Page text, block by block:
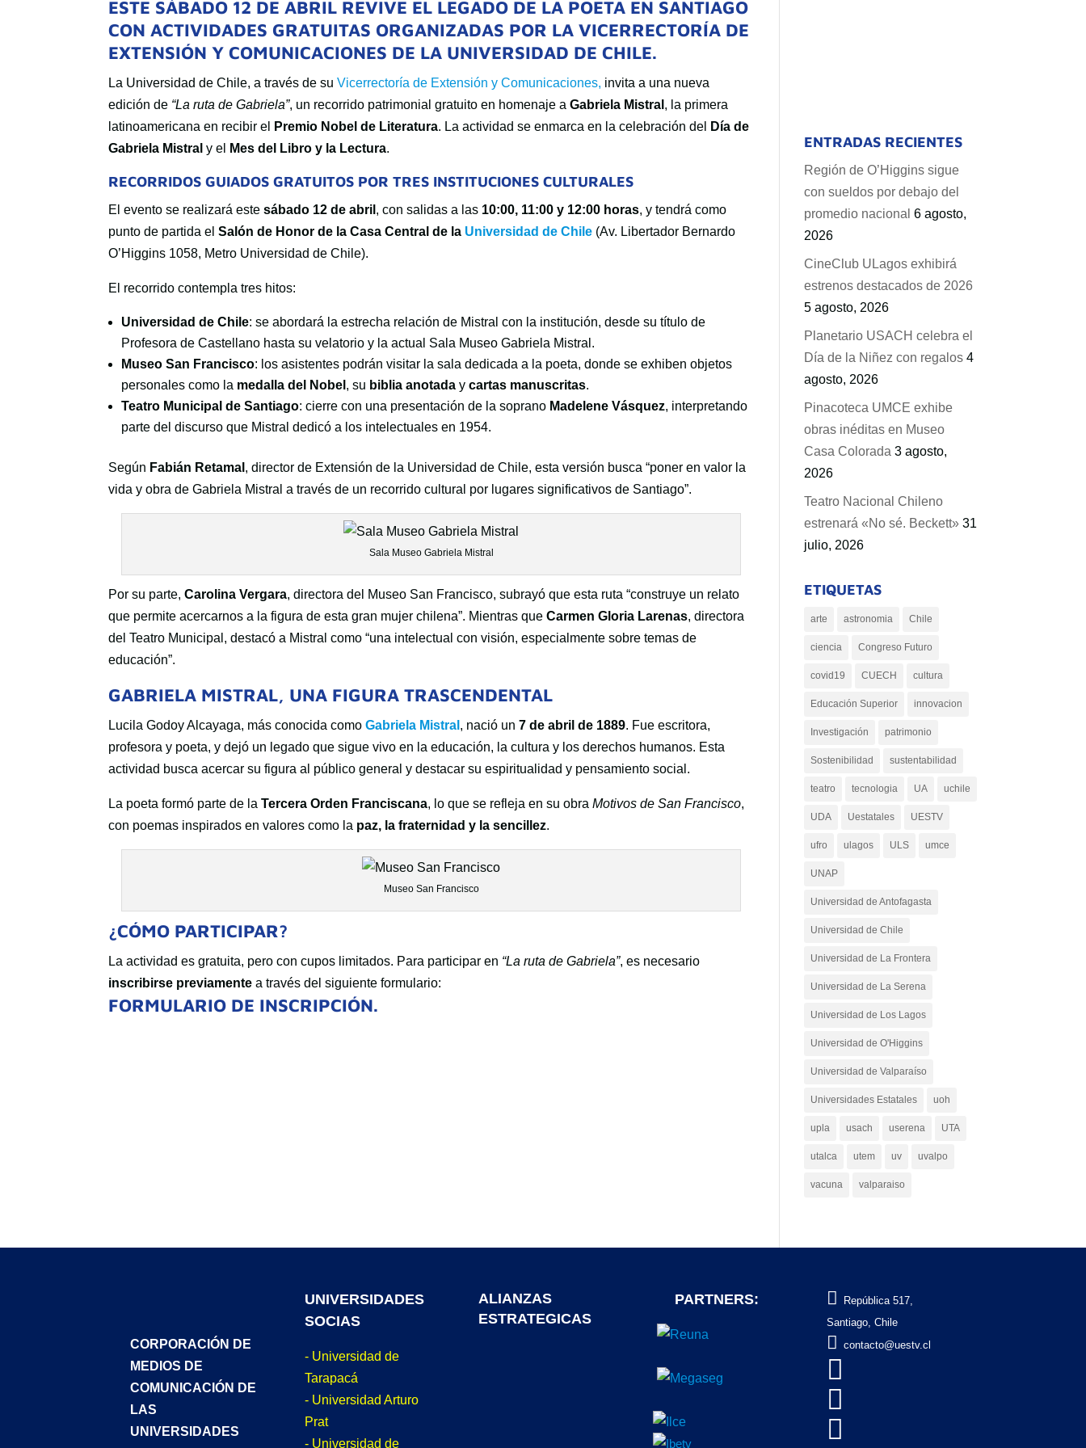
ESTE SÁBADO 12 DE ABRIL REVIVE EL LEGADO DE LA POETA EN SANTIAGO
CON ACTIVIDADES GRATUITAS ORGANIZADAS POR LA VICERRECTORÍA DE
EXTENSIÓN Y COMUNICACIONES DE LA UNIVERSIDAD DE CHILE.
La Universidad de Chile, a través de suVicerrectoría de Extensión y Comunicaciones, invita a una nueva
edición de “La ruta de Gabriela”, un recorrido patrimonial gratuito en homenaje aGabriela Mistral , la primera
latinoamericana en recibir el
Premio Nobel de Literatura. La actividad se enmarca en la celebración del
Día de
Gabriela Mistral y el Mes del Libro y la Lectura.
RECORRIDOS GUIADOS GRATUITOS POR TRES INSTITUCIONES CULTURALES
El evento se realizará estesábado 12 de abril , con salidas a las 10:00, 11:00 y 12:00 horas, y tendrá como
punto de partida elSalón de Honor de la Casa Central de la Universidad de Chile (Av. Libertador Bernardo
O’Higgins 1058, Metro Universidad de Chile).
El recorrido contempla tres hitos:
Universidad de Chile: se abordará la estrecha relación de Mistral con la institución, desde su título de
Profesora de Castellano hasta su velatorio y la actual Sala Museo Gabriela Mistral.
Museo San Francisco: los asistentes podrán visitar la sala dedicada a la poeta, donde se exhiben objetos
personales como la medalla del Nobel , su biblia anotada ycartas manuscritas.
Teatro Municipal de Santiago: cierre con una presentación de la soprano Madelene Vásquez, interpretando
parte del discurso que Mistral dedicó a los intelectuales en 1954.
Según Fabián Retamal , director de Extensión de la Universidad de Chile, esta versión busca “poner en valor la
vida y obra de Gabriela Mistral a través de un recorrido cultural por lugares significativos de Santiago”.
Sala Museo Gabriela Mistral
Por su parte,Carolina Vergara, directora del Museo San Francisco, subrayó que esta ruta “construye un relato
que permite acercarnos a la figura de esta gran mujer chilena”. Mientras queCarmen Gloria Larenas, directora
del Teatro Municipal, destacó a Mistral como “una intelectual con visión, especialmente sobre temas de
educación”.
GABRIELA MISTRAL, UNA FIGURA TRASCENDENTAL
Lucila Godoy Alcayaga, más conocida comoGabriela Mistral , nació un7 de abril de 1889. Fue escritora,
profesora y poeta, y dejó un legado que sigue vivo en la educación, la cultura y los derechos humanos. Esta
actividad busca acercar su figura al público general y destacar su espiritualidad y pensamiento social.
La poeta formó parte de laTercera Orden Franciscana, lo que se refleja en su obraMotivos de San Francisco,
con poemas inspirados en valores como la paz, la fraternidad y la sencillez.
Museo San Francisco
¿CÓMO PARTICIPAR?
La actividad es gratuita, pero con cupos limitados. Para participar en “La ruta de Gabriela”, es necesario
inscribirse previamente a través del siguiente formulario:
FORMULARIO DE INSCRIPCIÓN.
ENTRADAS RECIENTES
Región de O’Higgins sigue
con sueldos por debajo del
promedio nacional 6 agosto,
2026
CineClub ULagos exhibirá
estrenos destacados de 2026
5 agosto, 2026
Planetario USACH celebra el
Día de la Niñez con regalos 4
agosto, 2026
Pinacoteca UMCE exhibe
obras inéditas en Museo
Casa Colorada 3 agosto,
2026
Teatro Nacional Chileno
estrenará «No sé. Beckett» 31
julio, 2026
ETIQUETAS
arte astronomia Chile
ciencia Congreso Futuro
covid19 CUECH cultura
Educación Superior innovacion
Investigación patrimonio
Sostenibilidad sustentabilidad
teatro tecnologia UA uchile
UDA Uestatales UESTV
ufro ulagos ULS umce
UNAP
Universidad de Antofagasta
Universidad de Chile
Universidad de La Frontera
Universidad de La Serena
Universidad de Los Lagos
Universidad de O'Higgins
Universidad de Valparaíso
Universidades Estatales uoh
upla usach userena UTA
utalca utem uv uvalpo
vacuna valparaiso
CORPORACIÓN DE
MEDIOS DE
COMUNICACIÓN DE
LAS
UNIVERSIDADES
UNIVERSIDADES
SOCIAS
- Universidad de
Tarapacá
- Universidad Arturo
Prat
- Universidad de
ALIANZAS
ESTRATEGICAS
PARTNERS: 
República 517,
Santiago, Chile
 contacto@uestv.cl


